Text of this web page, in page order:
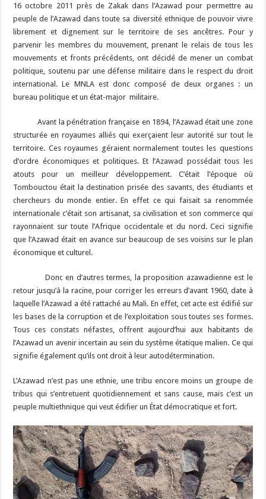
o
o
k
a
m
c
h
at
Li
n
k
o
n
t
p
p
bl
r
di
t
l
g
er
16 octobre 2011 près de Zakak dans l’Azawad pour permettre au
peuple de l’Azawad dans toute sa diversité ethnique de pouvoir vivre
librement et dignement sur le territoire de ses ancêtres. Pour y
parvenir les membres du mouvement, prenant le relais de tous les
mouvements et fronts précédents, ont décidé de mener un combat
politique, soutenu par une défense militaire dans le respect du droit
international. Le MNLA est donc composé de deux organes : un
bureau politique et un état-major militaire.
Avant la pénétration française en 1894, l’Azawad était une zone
structurée en royaumes alliés qui exerçaient leur autorité sur tout le
territoire. Ces royaumes géraient normalement toutes les questions
d’ordre économiques et politiques. Et l’Azawad possédait tous les
atouts pour un meilleur développement. C’était l’époque où
Tombouctou était la destination prisée des savants, des étudiants et
chercheurs du monde entier. En effet ce qui faisait sa renommée
internationale c’était son artisanat, sa civilisation et son commerce qui
rayonnaient sur toute l’Afrique occidentale et du nord. Ceci signifie
que l’Azawad était en avance sur beaucoup de ses voisins sur le plan
économique et culturel.
Donc en d’autres termes, la proposition azawadienne est le
retour jusqu’à la racine, pour corriger les erreurs d’avant 1960, date à
laquelle l’Azawad a été rattaché au Mali. En effet, cet acte est édifié sur
les bases de la corruption et de l’exploitation sous toutes ses formes.
Tous ces constats néfastes, offrent aujourd’hui aux habitants de
l’Azawad un avenir incertain au sein du système étatique malien. Ce qui
signifie également qu’ils ont droit à leur autodétermination.
L’Azawad n’est pas une ethnie, une tribu encore moins un groupe de
tribus qui s’entretuent quotidiennement et sans cause, mais c’est un
peuple multiethnique qui veut édifier un État démocratique et fort.